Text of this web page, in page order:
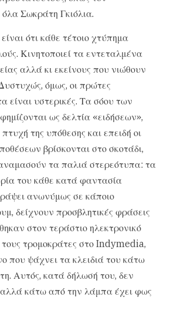
Σωκράτη Γκιόλια.
ότι κάθε τέτοιο χτύπημα
Κινητοποιεί τα εντεταλμένα
αλλά κι εκείνους που νιώθουν
όμως, οι πρώτες
είναι υστερικές. Τα σόου των
ως δελτία «ειδήσεων»,
της υπόθεσης και επειδή οι
βρίσκονται στο σκοτάδι,
τα παλιά στερεότυπα: τα
του κάθε κατά φαντασία
ανωνύμως σε κάποιο
δείχνουν προσβλητικές φράσεις
στον τεράστιο ηλεκτρονικό
τρομοκράτες στο Indymedia,
που ψάχνει τα κλειδιά του κάτω
Αυτός, κατά δήλωσή του, δεν
κάτω από την λάμπα έχει φως